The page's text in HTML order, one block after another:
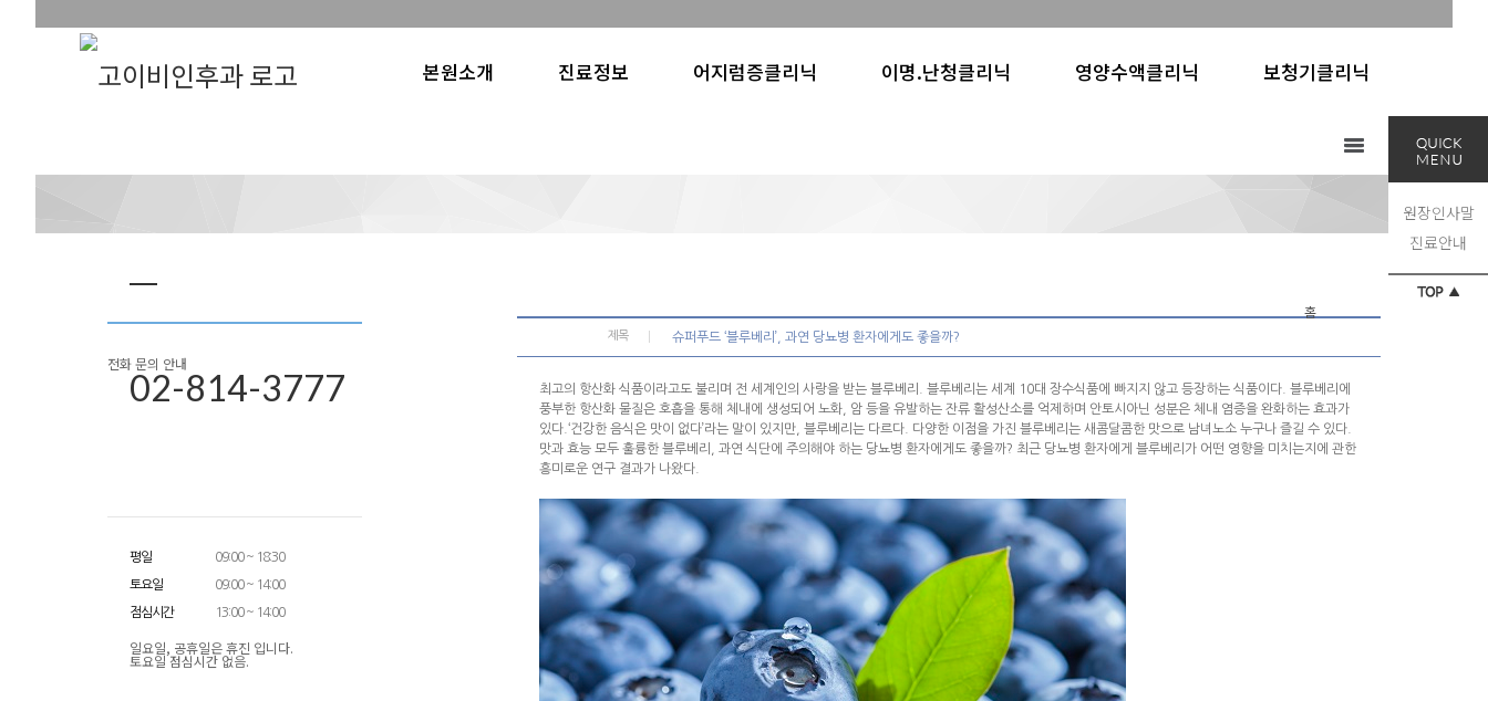
원장인사말
진료안내
본원소개 진료정보 어지럼증클리닉 이명.난청클리닉 영양수액클리닉 보청기클리닉
전화 문의 안내
02-814-3777
평일 09:00 ~ 18:30
토요일 09:00 ~ 14:00
점심시간 13:00 ~ 14:00
일요일, 공휴일은 휴진 입니다.
토요일 점심시간 없음.
홈
제목 슈퍼푸드 ‘블루베리’, 과연 당뇨병 환자에게도 좋을까?
최고의 항산화 식품이라고도 불리며 전 세계인의 사랑을 받는 블루베리. 블루베리는 세계 10대 장수식품에 빠지지 않고 등장하는 식품이다. 블루베리에
풍부한 항산화 물질은 호흡을 통해 체내에 생성되어 노화, 암 등을 유발하는 잔류 활성산소를 억제하며 안토시아닌 성분은 체내 염증을 완화하는 효과가
있다.‘건강한 음식은 맛이 없다’라는 말이 있지만, 블루베리는 다르다. 다양한 이점을 가진 블루베리는 새콤달콤한 맛으로 남녀노소 누구나 즐길 수 있다.
맛과 효능 모두 훌륭한 블루베리, 과연 식단에 주의해야 하는 당뇨병 환자에게도 좋을까? 최근 당뇨병 환자에게 블루베리가 어떤 영향을 미치는지에 관한
흥미로운 연구 결과가 나왔다.